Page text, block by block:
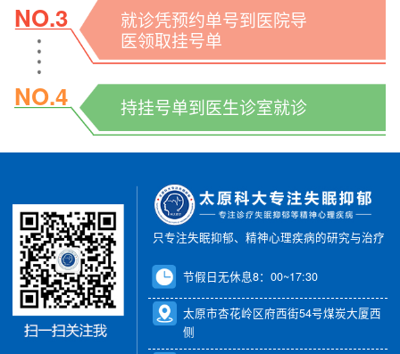
NO.3
就诊凭预约单号到医院导
医领取挂号单
NO.4 持挂号单到医生诊室就诊
只专注失眠抑郁、精神心理疾病的研究与治疗
节假日无休息8：00~17:30
太原市杏花岭区府西街54号煤炭大厦西
侧